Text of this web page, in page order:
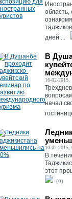
область,
дней....
В
16-02-2015,
начал
10-02-2015,
В
этот
(0)